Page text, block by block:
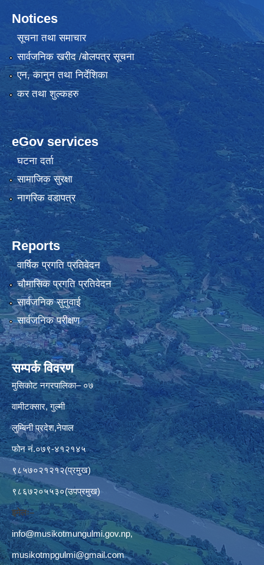
Notices
सूचना तथा समाचार
सार्वजनिक खरीद /बोलपत्र सूचना
एन, कानुन तथा निर्देशिका
कर तथा शुल्कहरु
eGov services
घटना दर्ता
सामाजिक सुरक्षा
नागरिक वडापत्र
Reports
वार्षिक प्रगति प्रतिवेदन
चौमासिक प्रगति प्रतिवेदन
सार्वजनिक सुनुवाई
सार्वजनिक परीक्षण
सम्पर्क विवरण
मुसिकोट नगरपालिका– ०७
वामीटक्सार, गुल्मी
लुम्बिनी प्रदेश,नेपाल
फोन नं.०७९-४१२१४५
९८५७०२१२१२(प्रमुख)
९८६७२०५५३०(उपप्रमुख)
इमेलः–
info@musikotmungulmi.gov.np,
musikotmpgulmi@gmail.com